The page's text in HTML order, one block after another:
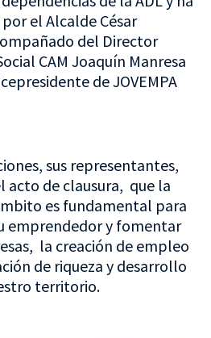
el Alcalde César
del Director
CAM Joaquín Manresa
de JOVEMPA
sus representantes,
acto de clausura, que la
es fundamental para
emprendedor y fomentar
la creación de empleo
de riqueza y desarrollo
territorio.